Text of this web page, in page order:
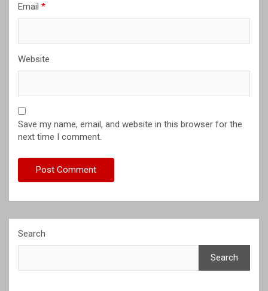
Email *
Website
Save my name, email, and website in this browser for the
next time I comment.
Search
Search